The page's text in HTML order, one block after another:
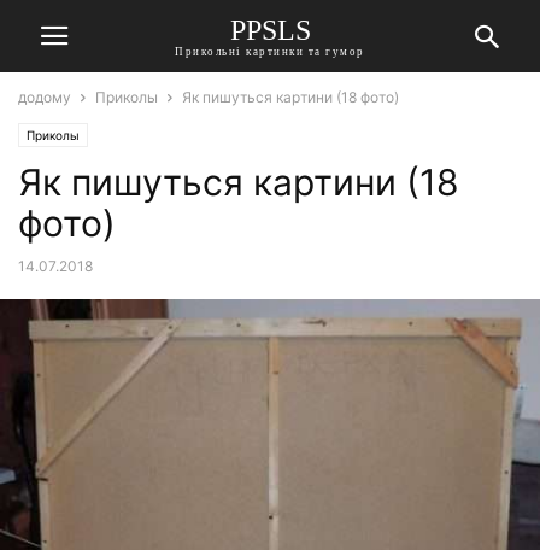
PPSLS
Прикольні картинки та гумор
додому Приколы Як пишуться картини (18 фото)
Приколы
Як пишуться картини (18
фото)
14.07.2018